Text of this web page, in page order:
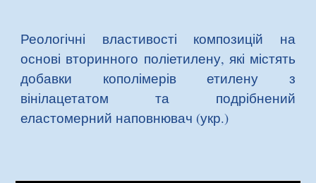
Реологічні властивості композицій на
основі вторинного поліетилену, які містять
добавки кополімерів етилену з
вінілацетатом та подрібнений
еластомерний наповнювач (укр.)